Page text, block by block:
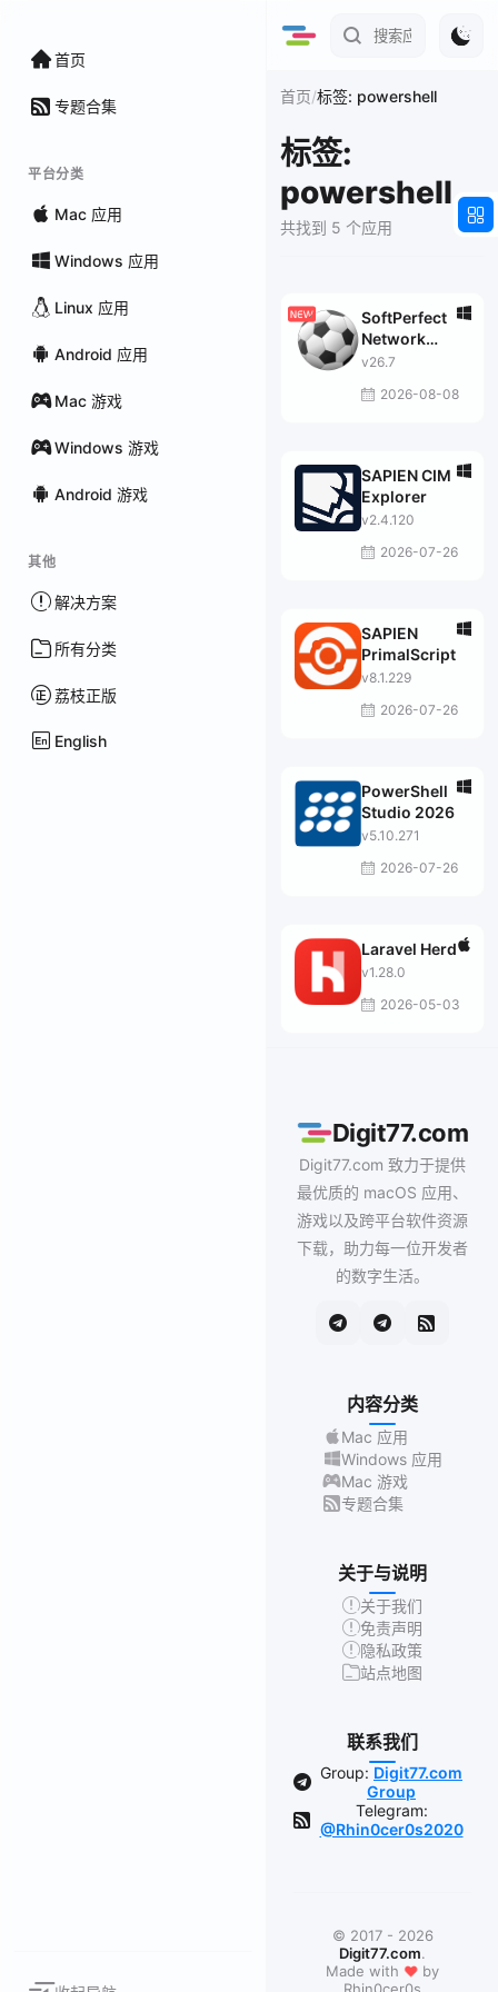
首页
专题合集
平台分类
Mac 应用
Windows 应用
Linux 应用
Android 应用
Mac 游戏
Windows 游戏
Android 游戏
其他
解决方案
所有分类
荔枝正版
English
首页/标签: powershell
标签:
powershell
共找到 5 个应用
SoftPerfect
Network
Scanner
v26.7
2026-08-08
SAPIEN CIM
Explorer
v2.4.120
2026-07-26
SAPIEN
PrimalScript
v8.1.229
2026-07-26
PowerShell
Studio 2026
v5.10.271
2026-07-26
Laravel Herd
v1.28.0
2026-05-03
Digit77.com
Digit77.com 致力于提供
最优质的 macOS 应用、
游戏以及跨平台软件资源
下载，助力每一位开发者
的数字生活。
内容分类
Mac 应用
Windows 应用
Mac 游戏
专题合集
关于与说明
关于我们
免责声明
隐私政策
站点地图
联系我们
Group: Digit77.com
Group
Telegram:
@Rhin0cer0s2020
© 2017 - 2026
Digit77.com.
Made with ❤ by